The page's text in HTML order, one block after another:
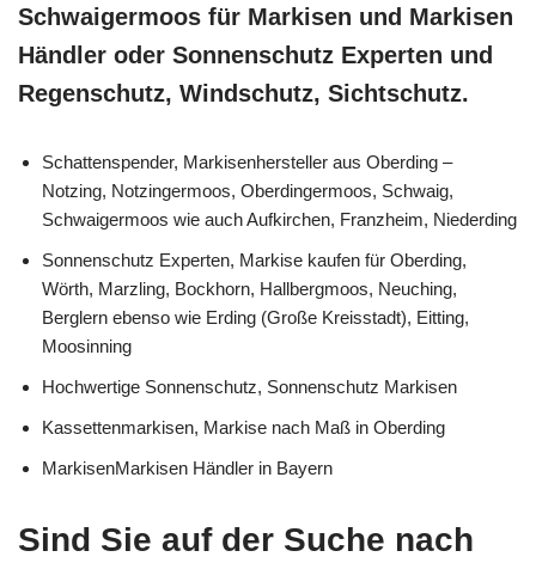
Schwaigermoos für Markisen und Markisen
Händler oder Sonnenschutz Experten und
Regenschutz, Windschutz, Sichtschutz.
Schattenspender, Markisenhersteller aus Oberding –
Notzing, Notzingermoos, Oberdingermoos, Schwaig,
Schwaigermoos wie auch Aufkirchen, Franzheim, Niederding
Sonnenschutz Experten, Markise kaufen für Oberding,
Wörth, Marzling, Bockhorn, Hallbergmoos, Neuching,
Berglern ebenso wie Erding (Große Kreisstadt), Eitting,
Moosinning
Hochwertige Sonnenschutz, Sonnenschutz Markisen
Kassettenmarkisen, Markise nach Maß in Oberding
MarkisenMarkisen Händler in Bayern
Sind Sie auf der Suche nach